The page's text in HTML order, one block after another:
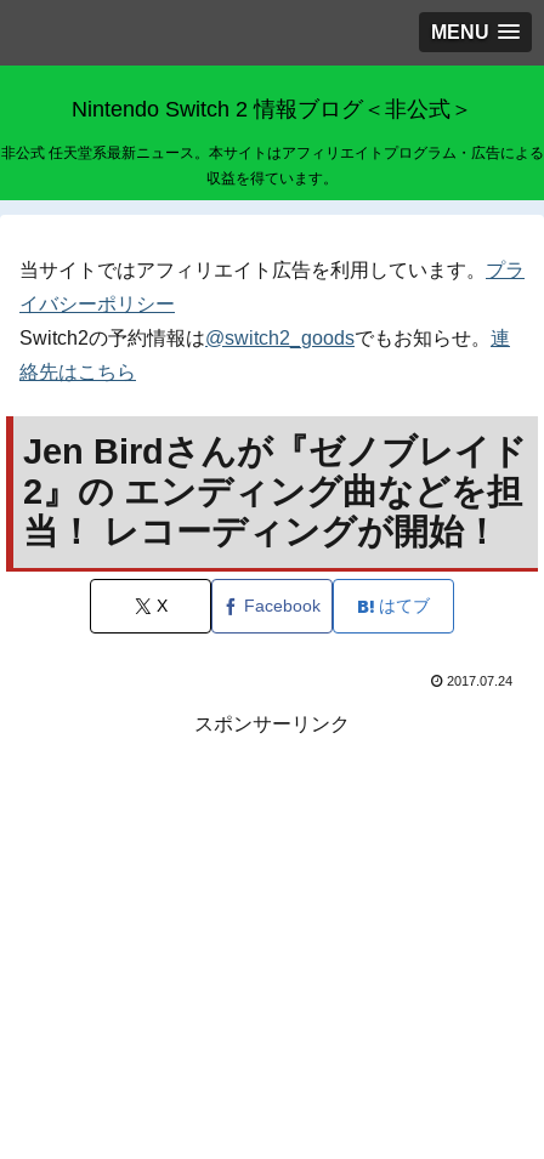
MENU
Nintendo Switch 2 情報ブログ＜非公式＞
非公式 任天堂系最新ニュース。本サイトはアフィリエイトプログラム・広告による
収益を得ています。
当サイトではアフィリエイト広告を利用しています。 プラ
イバシーポリシー
Switch2の予約情報は@switch2_goodsでもお知らせ。 連
絡先はこちら
Jen Birdさんが『ゼノブレイド
2』の エンディング曲などを担
当！ レコーディングが開始！
X Facebook はてブ
2017.07.24
スポンサーリンク